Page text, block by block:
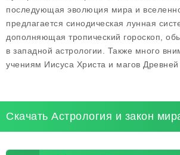
последующая эволюция мира и
предлагается синодическая лунная
дополняющая тропический гороскоп,
в западной астрологии. Также много
учениям Иисуса Христа и магов Древней
Скачать Астрология и закон